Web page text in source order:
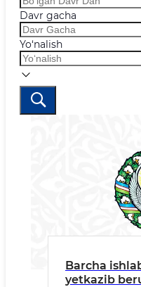
Davr gacha
Yo‘nalish
Barcha
yetkazib